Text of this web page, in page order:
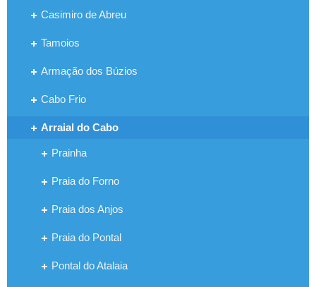
Casimiro de Abreu
Tamoios
Armação dos Búzios
Cabo Frio
Arraial do Cabo
Prainha
Praia do Forno
Praia dos Anjos
Praia do Pontal
Pontal do Atalaia